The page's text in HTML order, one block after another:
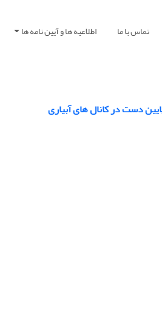
تماس با ما اطلاعیه ها و آیین نامه ها
دست در کانال های آبیاری